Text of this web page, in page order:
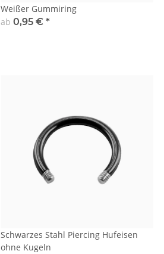
Weißer Gummiring
ab 0,95 € *
Schwarzes Stahl Piercing Hufeisen
ohne Kugeln